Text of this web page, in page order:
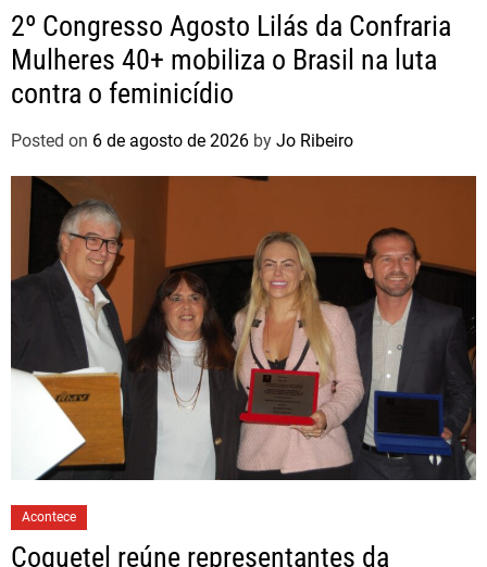
2º Congresso Agosto Lilás da Confraria
Mulheres 40+ mobiliza o Brasil na luta
contra o feminicídio
Posted on 6 de agosto de 2026 by Jo Ribeiro
Acontece
Coquetel reúne representantes da